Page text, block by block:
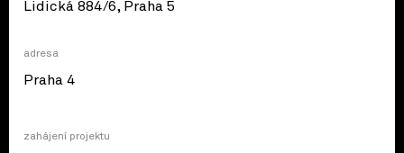
Lidická 884/6, Praha 5
adresa
Praha 4
zahájení projektu